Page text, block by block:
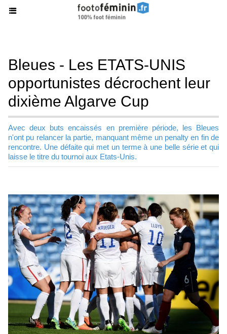
Bleues - Les ETATS-UNIS
opportunistes décrochent leur
dixième Algarve Cup
Avec deux buts encaissés en première période, les Bleues
n'ont pu relancer la partie, manquant même un penalty en fin de
rencontre. Une défaite qui met un terme à une belle série et qui
laisse le titre du tournoi aux Etats-Unis.